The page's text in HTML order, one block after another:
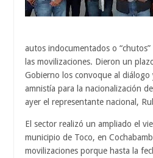
autos indocumentados o
las movilizaciones. Dieron un
Gobierno los convoque al
amnistía para la nacionalización
ayer el representante nacional,
El sector realizó un ampliado el
municipio de Toco, en
movilizaciones porque hasta la